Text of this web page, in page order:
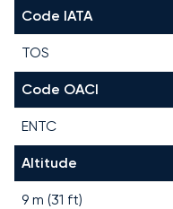
Code IATA
TOS
Code OACI
ENTC
Altitude
9 m (31 ft)